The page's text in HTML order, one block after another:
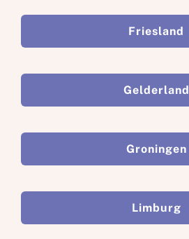
Friesland
Gelderland
Groningen
Limburg